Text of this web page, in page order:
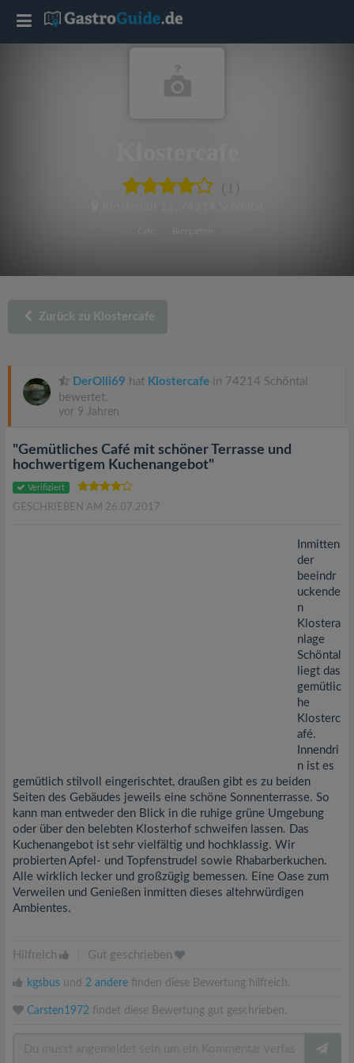
(1)
Zurück zu Klostercafe
DerOlli69 hat Klostercafe in 74214 Schöntal
bewertet.
vor 9 Jahren
"Gemütliches Café mit schöner Terrasse und
hochwertigem Kuchenangebot"
Verifiziert
GESCHRIEBEN AM 26.07.2017
Inmitten
der
beeindr
uckende
n
Klostera
nlage
Schöntal
liegt das
gemütlic
he
Klosterc
afé.
Innendri
n ist es
gemütlich stilvoll eingerischtet, draußen gibt es zu beiden
Seiten des Gebäudes jeweils eine schöne Sonnenterrasse. So
kann man entweder den Blick in die ruhige grüne Umgebung
oder über den belebten Klosterhof schweifen lassen. Das
Kuchenangebot ist sehr vielfältig und hochklassig. Wir
probierten Apfel- und Topfenstrudel sowie Rhabarberkuchen.
Alle wirklich lecker und großzügig bemessen. Eine Oase zum
Verweilen und Genießen inmitten dieses altehrwürdigen
Ambientes.
Hilfreich Gut geschrieben
kgsbus und 2 andere finden diese Bewertung hilfreich.
Carsten1972 findet diese Bewertung gut geschrieben.
T
i
a